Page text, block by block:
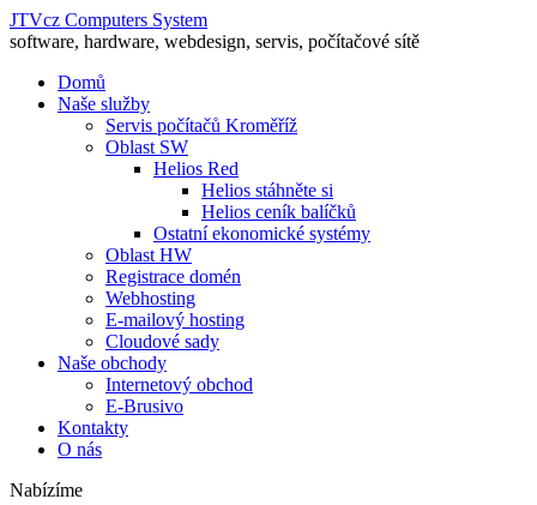
JTVcz Computers System
software, hardware, webdesign, servis, počítačové sítě
Domů
Naše služby
Servis počítačů Kroměříž
Oblast SW
Helios Red
Helios stáhněte si
Helios ceník balíčků
Ostatní ekonomické systémy
Oblast HW
Registrace domén
Webhosting
E-mailový hosting
Cloudové sady
Naše obchody
Internetový obchod
E-Brusivo
Kontakty
O nás
Nabízíme